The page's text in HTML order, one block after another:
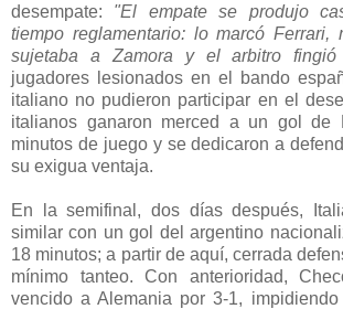
desempate: "El empate se produjo
tiempo reglamentario: lo marcó Ferrari,
sujetaba a Zamora y el arbitro
jugadores lesionados en el bando
italiano no pudieron participar en el
italianos ganaron merced a un gol de
minutos de juego y se dedicaron a
su exigua ventaja.
En la semifinal, dos días después,
similar con un gol del argentino
18 minutos; a partir de aquí, cerrada
mínimo tanteo. Con anterioridad,
vencido a Alemania por 3-1,